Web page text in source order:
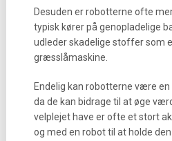
Desuden er robotterne ofte
typisk kører på genopladelige
udleder skadelige stoffer som
græsslåmaskine.
Endelig kan robotterne være
da de kan bidrage til at øge
velplejet have er ofte et stort
og med en robot til at holde